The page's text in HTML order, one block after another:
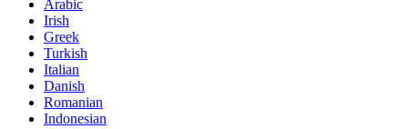
Arabic
Irish
Greek
Turkish
Italian
Danish
Romanian
Indonesian